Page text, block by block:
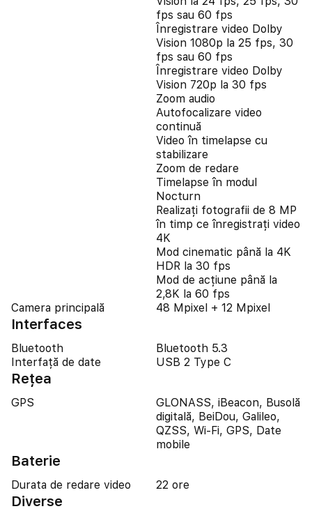
fps sau 60 fps
Înregistrare video Dolby
Vision 1080p la 25 fps, 30
fps sau 60 fps
Înregistrare video Dolby
Vision 720p la 30 fps
Zoom audio
Autofocalizare video
continuă
Video în timelapse cu
stabilizare
Zoom de redare
Timelapse în modul
Nocturn
Realizați fotografii de 8 MP
în timp ce înregistrați video
4K
Mod cinematic până la 4K
HDR la 30 fps
Mod de acțiune până la
2,8K la 60 fps
Camera principală
48 Mpixel + 12 Mpixel
Interfaces
Bluetooth
Bluetooth 5.3
Interfață de date
USB 2 Type C
Reţea
GPS
GLONASS, iBeacon, Busolă
digitală, BeiDou, Galileo,
QZSS, Wi-Fi, GPS, Date
mobile
Baterie
Durata de redare video 22 ore
Diverse